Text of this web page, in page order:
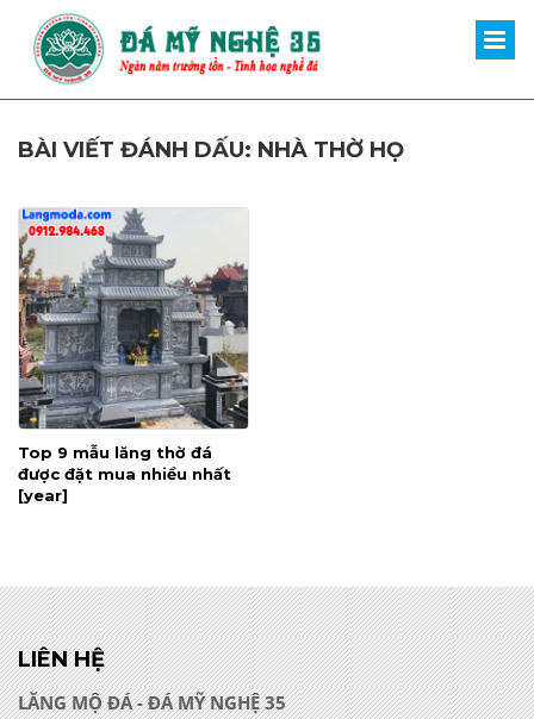
BÀI VIẾT ĐÁNH DẤU: NHÀ THỜ HỌ
Top 9 mẫu lăng thờ đá
được đặt mua nhiều nhất
[year]
LIÊN HỆ
LĂNG MỘ ĐÁ - ĐÁ MỸ NGHỆ 35